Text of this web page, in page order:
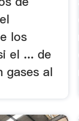
los
el ... de
gases al